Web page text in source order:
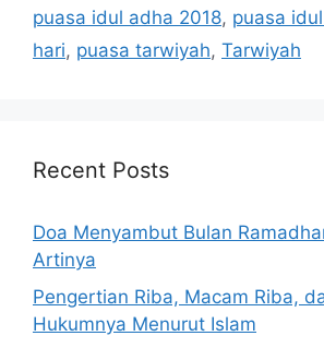
puasa idul adha 2018, puasa
hari, puasa tarwiyah, Tarwiyah
Recent Posts
Doa Menyambut Bulan
Artinya
Pengertian Riba, Macam Riba,
Hukumnya Menurut Islam